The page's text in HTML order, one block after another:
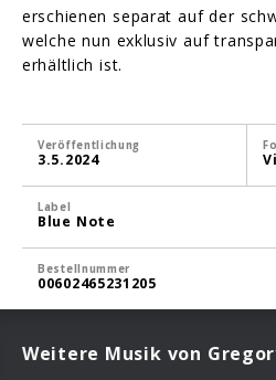
erschienen separat auf der
welche nun exklusiv auf
erhältlich ist.
Veröffentlichung
3.5.2024
Label
Blue Note
Bestellnummer
00602465231205
Weitere Musik von